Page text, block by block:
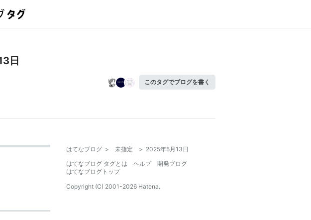
日
このタグでブログを書く
はてなブログ > 未指定 > 2025年5月13日
はてなブログ タグとは
ヘルプ
開発ブログ
はてなブログトップ
Copyright (C) 2001-2026 Hatena.